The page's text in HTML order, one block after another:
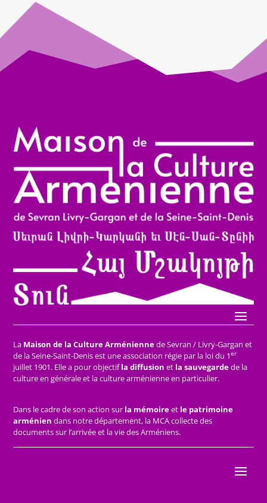
La Maison de la Culture Arméniennede Sevran / Livry-Gargan et
de la Seine-Saint-Denis est une association régie par la loi du 1er
juillet 1901. Elle a pour objectifla diffusion et la sauvegardede la
culture en générale et la culture arménienne en particulier.
Dans le cadre de son action sur la mémoireet le patrimoine
arménien dans notre département, la MCA collecte des
documents sur l’arrivée et la vie des Arméniens.